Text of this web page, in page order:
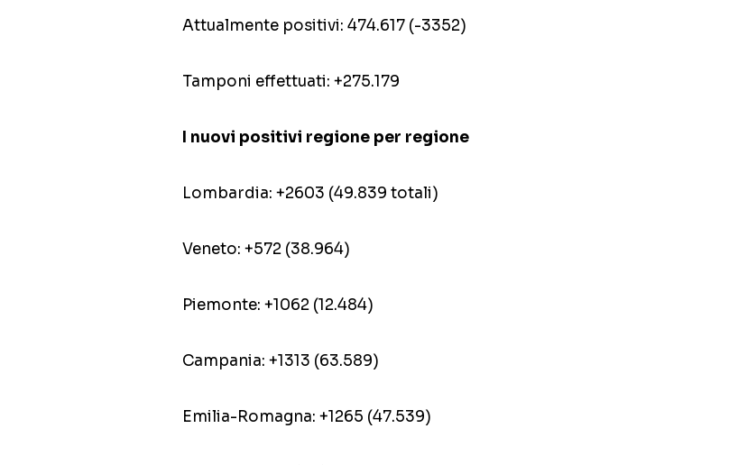
Attualmente positivi: 474.617 (-3352)
Tamponi effettuati: +275.179
I nuovi positivi regione per regione
Lombardia: +2603 (49.839 totali)
Veneto: +572 (38.964)
Piemonte: +1062 (12.484)
Campania: +1313 (63.589)
Emilia-Romagna: +1265 (47.539)